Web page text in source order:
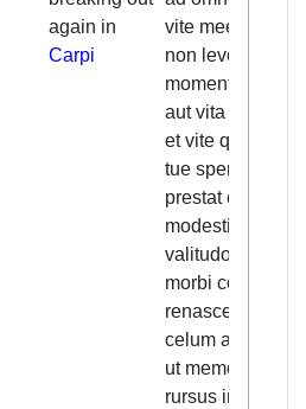
again in
Carpi
vite mee modum
non leve
momentum mors
aut vita tua est;
et vite quidem
tue spem michi
prestat etas
modestia
valitudo; terrent
morbi contagia
renascentis et
celum apud vos,
ut memorant,
rursus infame.